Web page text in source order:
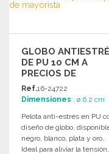
GLOBO
DE PU 10 CM A
PRECIOS DE
MAYORISTA
Ref.16-24722
Dimensiones : ø 6.2 cm
Pelota anti-estrés en PU
diseño de globo,
negro, blanco, plata y oro.
Ideal para aliviar la tensión.